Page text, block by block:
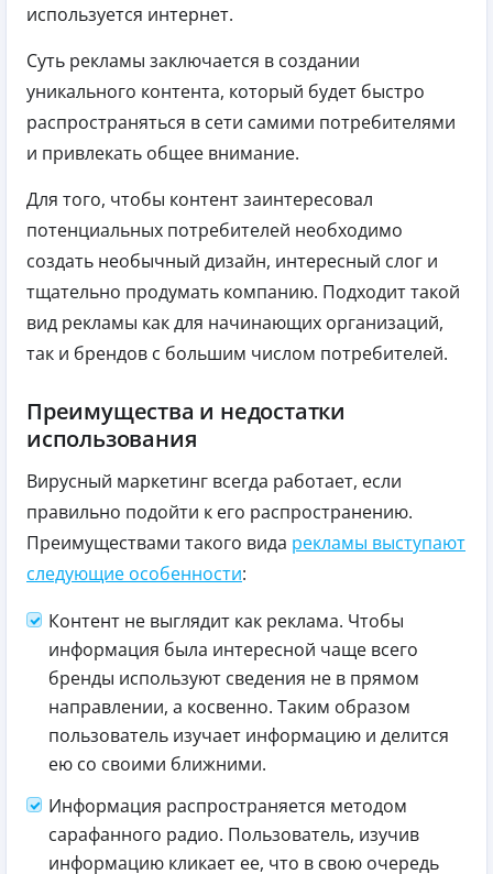
используется интернет.
Суть рекламы заключается в создании
уникального контента, который будет быстро
распространяться в сети самими потребителями
и привлекать общее внимание.
Для того, чтобы контент заинтересовал
потенциальных потребителей необходимо
создать необычный дизайн, интересный слог и
тщательно продумать компанию. Подходит такой
вид рекламы как для начинающих организаций,
так и брендов с большим числом потребителей.
Преимущества и недостатки
использования
Вирусный маркетинг всегда работает, если
правильно подойти к его распространению.
Преимуществами такого вида рекламы выступают
следующие особенности:
Контент не выглядит как реклама. Чтобы
информация была интересной чаще всего
бренды используют сведения не в прямом
направлении, а косвенно. Таким образом
пользователь изучает информацию и делится
ею со своими ближними.
Информация распространяется методом
сарафанного радио. Пользователь, изучив
информацию кликает ее, что в свою очередь